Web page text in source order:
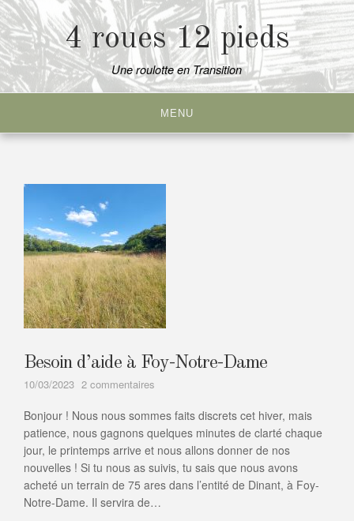
Skip
to
content
4 roues 12 pieds
Une roulotte en Transition
MENU
Besoin d’aide à Foy-Notre-Dame
10/03/2023 2 commentaires
d’aide
à
Foy-
Notre-
Dame
Bonjour ! Nous nous sommes faits discrets cet hiver, mais
patience, nous gagnons quelques minutes de clarté chaque
jour, le printemps arrive et nous allons donner de nos
nouvelles ! Si tu nous as suivis, tu sais que nous avons
acheté un terrain de 75 ares dans l’entité de Dinant, à Foy-
Notre-Dame. Il servira de…